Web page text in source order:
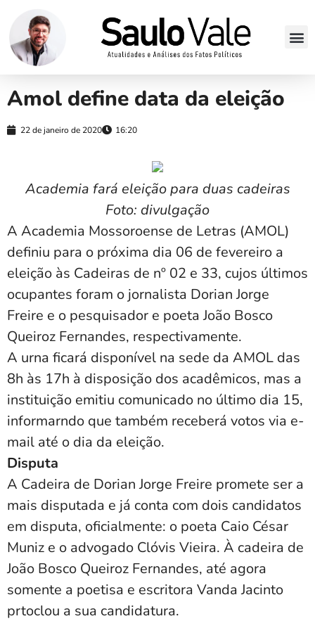
Amol define data da eleição
22 de janeiro de 2020 16:20
Academia fará eleição para duas cadeiras
Foto: divulgação
A Academia Mossoroense de Letras (AMOL)
definiu para o próxima dia 06 de fevereiro a
eleição às Cadeiras de nº 02 e 33, cujos últimos
ocupantes foram o jornalista Dorian Jorge
Freire e o pesquisador e poeta João Bosco
Queiroz Fernandes, respectivamente.
A urna ficará disponível na sede da AMOL das
8h às 17h à disposição dos acadêmicos, mas a
instituição emitiu comunicado no último dia 15,
informarndo que também receberá votos via e-
mail até o dia da eleição.
Disputa
A Cadeira de Dorian Jorge Freire promete ser a
mais disputada e já conta com dois candidatos
em disputa, oficialmente: o poeta Caio César
Muniz e o advogado Clóvis Vieira. À cadeira de
João Bosco Queiroz Fernandes, até agora
somente a poetisa e escritora Vanda Jacinto
prtoclou a sua candidatura.